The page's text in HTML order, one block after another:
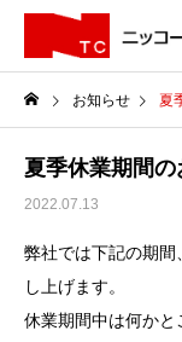
お知らせ 夏
夏季休業期間の
2022.07.13
弊社では下記の期間
し上げます。
休業期間中は何か